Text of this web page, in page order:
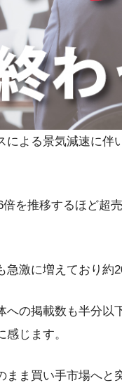
による景気減速に伴
倍を推移するほど超
急激に増えており約
への掲載数も半分
じます。
まま買い手市場へと